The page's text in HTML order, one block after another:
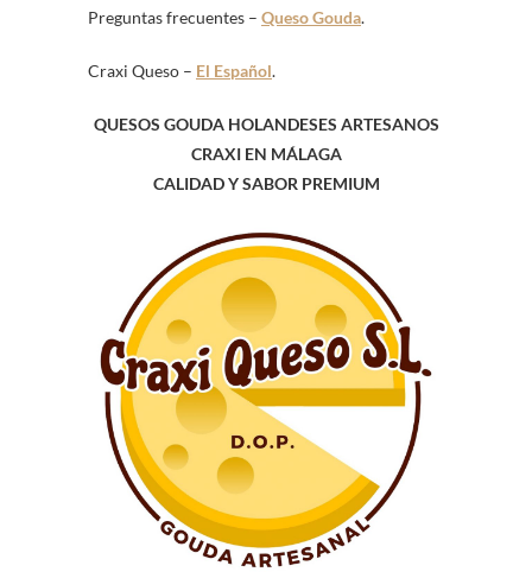
Preguntas frecuentes – Queso Gouda.
Craxi Queso – El Español.
QUESOS GOUDA HOLANDESES ARTESANOS
CRAXI EN MÁLAGA
CALIDAD Y SABOR PREMIUM